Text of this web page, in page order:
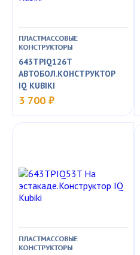
ПЛАСТМАССОВЫЕ
КОНСТРУКТОРЫ
643TPIQ126T
АВТОБОЛ.КОНСТРУКТОР
IQ KUBIKI
3 700 ₽
ПЛАСТМАССОВЫЕ
КОНСТРУКТОРЫ